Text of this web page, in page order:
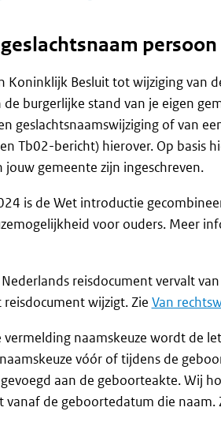
persoon
Koninklijk Besluit tot wijziging van
burgerlijke stand van je eigen
geslachtsnaamswijziging of van
Tb02-bericht) hierover. Op basis
jouw gemeente zijn ingeschreven.
is de Wet introductie
voor ouders. Meer
reisdocument vervalt
wijzigt. Zie Van
vermelding naamskeuze wordt de
vóór of tijdens de
aan de geboorteakte. Wij
vanaf de geboortedatum die naam.